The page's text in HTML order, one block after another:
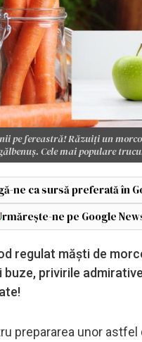
pe fereastră! Răzuiți un
Cele mai populare
ne ca sursă preferată în
ne pe Google
regulat măști de
buze, privirile
prepararea unor astfel